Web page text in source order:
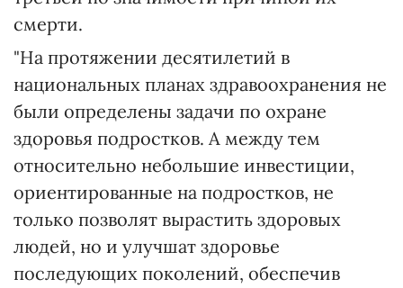
смерти.
"На протяжении десятилетий в
национальных планах здравоохранения не
были определены задачи по охране
здоровья подростков. А между тем
относительно небольшие инвестиции,
ориентированные на подростков, не
только позволят вырастить здоровых
людей, но и улучшат здоровье
последующих поколений, обеспечив